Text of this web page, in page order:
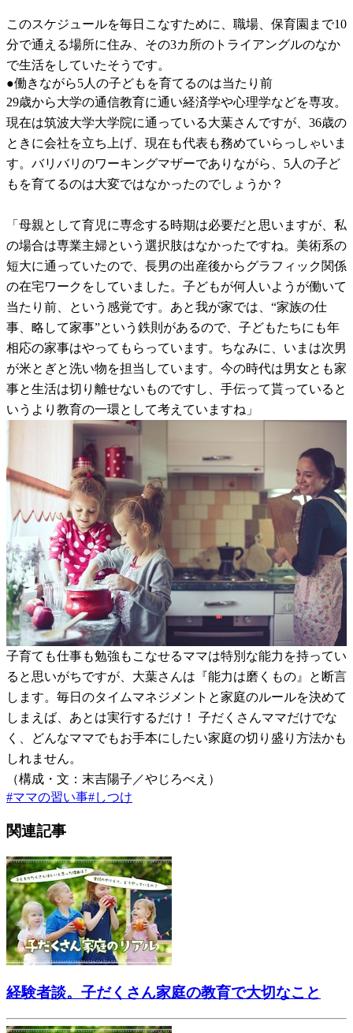
このスケジュールを毎日こなすために、職場、保育園まで10
分で通える場所に住み、その3カ所のトライアングルのなか
で生活をしていたそうです。
●働きながら5人の子どもを育てるのは当たり前
29歳から大学の通信教育に通い経済学や心理学などを専攻。
現在は筑波大学大学院に通っている大葉さんですが、36歳の
ときに会社を立ち上げ、現在も代表も務めていらっしゃいま
す。バリバリのワーキングマザーでありながら、5人の子ど
もを育てるのは大変ではなかったのでしょうか？
「母親として育児に専念する時期は必要だと思いますが、私
の場合は専業主婦という選択肢はなかったですね。美術系の
短大に通っていたので、長男の出産後からグラフィック関係
の在宅ワークをしていました。子どもが何人いようが働いて
当たり前、という感覚です。あと我が家では、“家族の仕
事、略して家事”という鉄則があるので、子どもたちにも年
相応の家事はやってもらっています。ちなみに、いまは次男
が米とぎと洗い物を担当しています。今の時代は男女とも家
事と生活は切り離せないものですし、手伝って貰っていると
いうより教育の一環として考えていますね」
子育ても仕事も勉強もこなせるママは特別な能力を持ってい
ると思いがちですが、大葉さんは『能力は磨くもの』と断言
します。毎日のタイムマネジメントと家庭のルールを決めて
しまえば、あとは実行するだけ！ 子だくさんママだけでな
く、どんなママでもお手本にしたい家庭の切り盛り方法かも
しれません。
（構成・文：末吉陽子／やじろべえ）
#ママの習い事#しつけ
関連記事
経験者談。子だくさん家庭の教育で大切なこと